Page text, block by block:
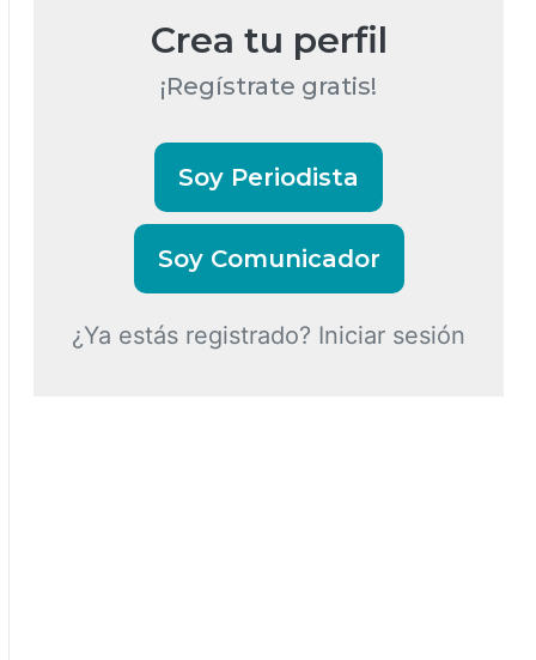
Crea tu perfil
¡Regístrate gratis!
Soy Periodista
Soy Comunicador
¿Ya estás registrado? Iniciar sesión